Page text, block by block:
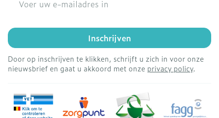
Inschrijven
Door op inschrijven te klikken, schrijft u zich in voor onze
nieuwsbrief en gaat u akkoord met onze privacy policy.